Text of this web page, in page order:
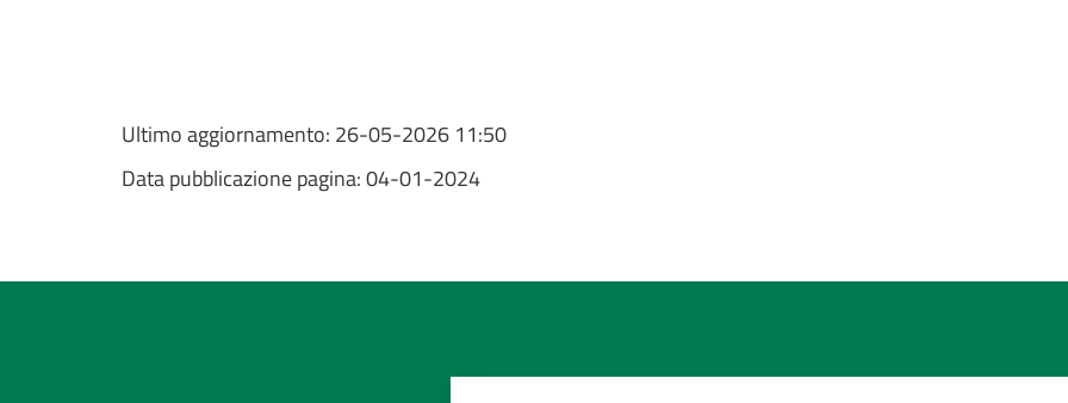
Ultimo aggiornamento: 26-05-2026 11:50
Data pubblicazione pagina:04-01-2024